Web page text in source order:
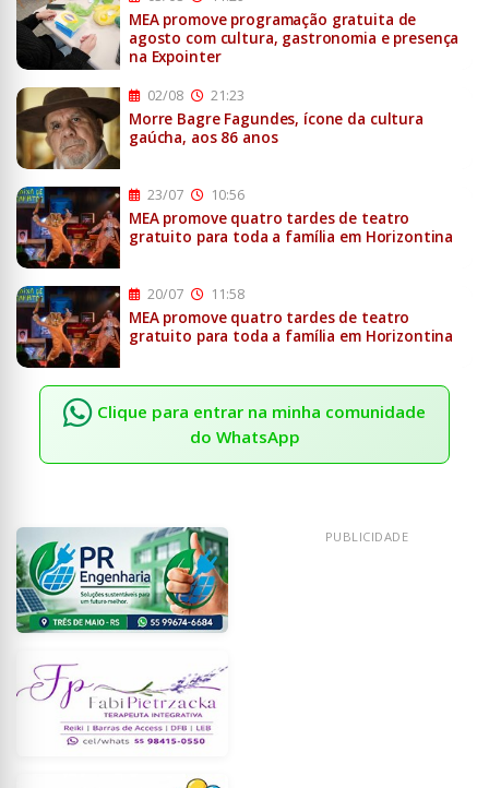
MEA promove programação gratuita de
agosto com cultura, gastronomia e presença
na Expointer
02/08 21:23
Morre Bagre Fagundes, ícone da cultura
gaúcha, aos 86 anos
23/07 10:56
MEA promove quatro tardes de teatro
gratuito para toda a família em Horizontina
20/07 11:58
MEA promove quatro tardes de teatro
gratuito para toda a família em Horizontina
Clique para entrar na minha comunidade
do WhatsApp